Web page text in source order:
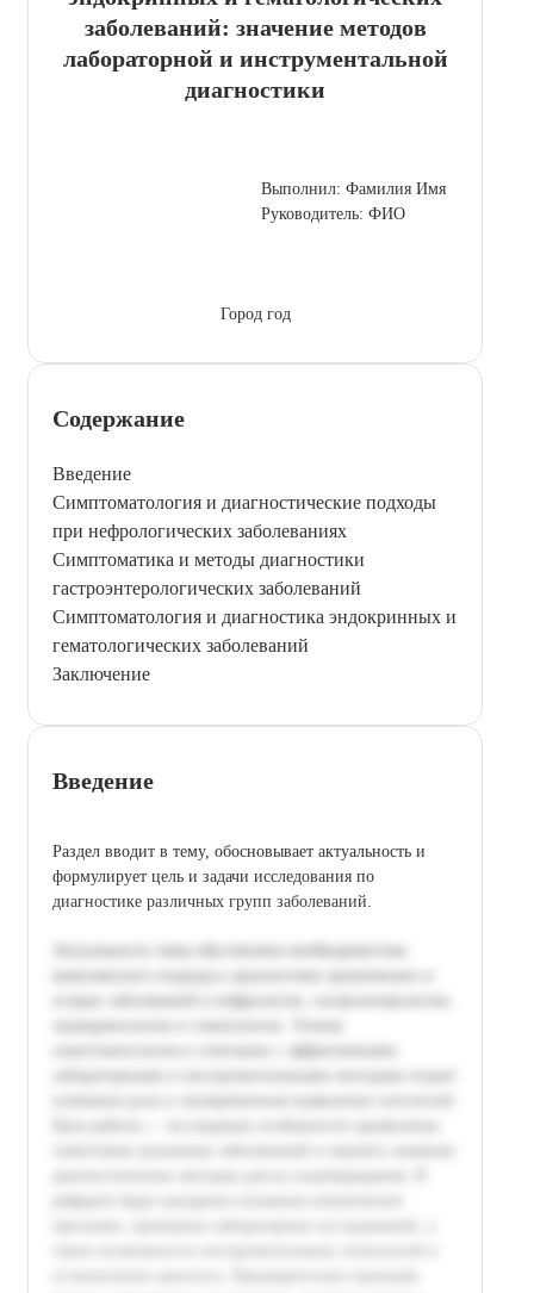
заболеваний: значение методов
лабораторной и инструментальной
диагностики
Выполнил: Фамилия Имя
Руководитель: ФИО
Город год
Содержание
Введение
Симптоматология и диагностические подходы
при нефрологических заболеваниях
Симптоматика и методы диагностики
гастроэнтерологических заболеваний
Симптоматология и диагностика эндокринных и
гематологических заболеваний
Заключение
Введение
Раздел вводит в тему, обосновывает актуальность и
формулирует цель и задачи исследования по
диагностике различных групп заболеваний.